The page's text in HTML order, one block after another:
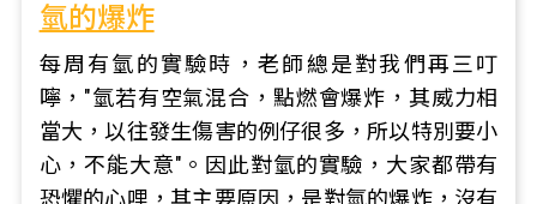
氫的爆炸
每周有氫的實驗時，老師總是對我們再三叮
嚀，"氫若有空氣混合，點燃會爆炸，其威力相
當大，以往發生傷害的例仔很多，所以特別要小
心，不能大意"。因此對氫的實驗，大家都帶有
恐懼的心哩，其主要原因，是對氫的爆炸，沒有